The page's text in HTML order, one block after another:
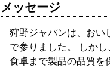
メッセージ
狩野ジャパンは、おい
で参りました。 しか
食卓まで製品の品質を